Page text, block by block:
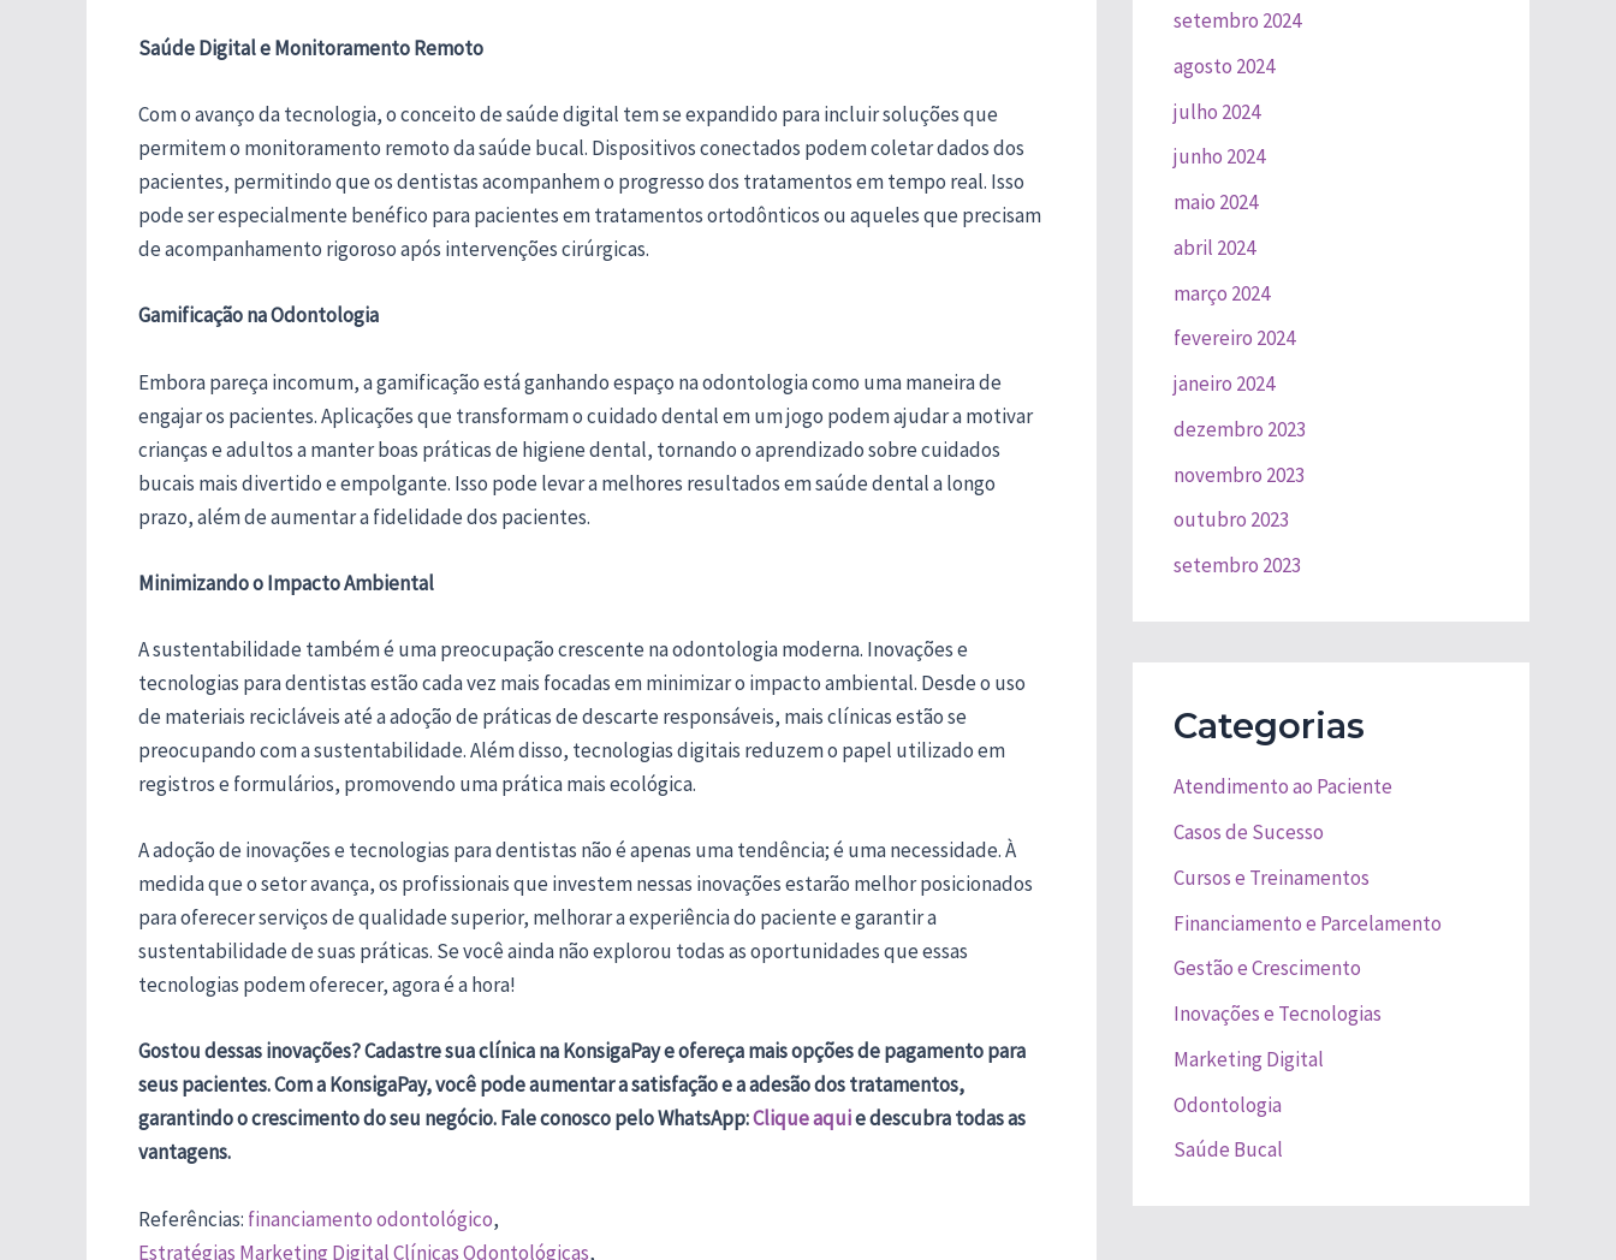
Saúde Digital e Monitoramento Remoto
Com o avanço da tecnologia, o conceito de saúde digital tem se expandido para incluir soluções que
permitem o monitoramento remoto da saúde bucal. Dispositivos conectados podem coletar dados dos
pacientes, permitindo que os dentistas acompanhem o progresso dos tratamentos em tempo real. Isso
pode ser especialmente benéfico para pacientes em tratamentos ortodônticos ou aqueles que precisam
de acompanhamento rigoroso após intervenções cirúrgicas.
Gamificação na Odontologia
Embora pareça incomum, a gamificação está ganhando espaço na odontologia como uma maneira de
engajar os pacientes. Aplicações que transformam o cuidado dental em um jogo podem ajudar a motivar
crianças e adultos a manter boas práticas de higiene dental, tornando o aprendizado sobre cuidados
bucais mais divertido e empolgante. Isso pode levar a melhores resultados em saúde dental a longo
prazo, além de aumentar a fidelidade dos pacientes.
Minimizando o Impacto Ambiental
A sustentabilidade também é uma preocupação crescente na odontologia moderna. Inovações e
tecnologias para dentistas estão cada vez mais focadas em minimizar o impacto ambiental. Desde o uso
de materiais recicláveis até a adoção de práticas de descarte responsáveis, mais clínicas estão se
preocupando com a sustentabilidade. Além disso, tecnologias digitais reduzem o papel utilizado em
registros e formulários, promovendo uma prática mais ecológica.
A adoção de inovações e tecnologias para dentistas não é apenas uma tendência; é uma necessidade. À
medida que o setor avança, os profissionais que investem nessas inovações estarão melhor posicionados
para oferecer serviços de qualidade superior, melhorar a experiência do paciente e garantir a
sustentabilidade de suas práticas. Se você ainda não explorou todas as oportunidades que essas
tecnologias podem oferecer, agora é a hora!
Gostou dessas inovações? Cadastre sua clínica na KonsigaPay e ofereça mais opções de pagamento para
seus pacientes. Com a KonsigaPay, você pode aumentar a satisfação e a adesão dos tratamentos,
garantindo o crescimento do seu negócio. Fale conosco pelo WhatsApp:Clique aquie descubra todas as
vantagens.
Referências: financiamento odontológico,
Estratégias Marketing Digital Clínicas Odontológicas,
setembro 2024
agosto 2024
julho 2024
junho 2024
maio 2024
abril 2024
março 2024
fevereiro 2024
janeiro 2024
dezembro 2023
novembro 2023
outubro 2023
setembro 2023
Categorias
Atendimento ao Paciente
Casos de Sucesso
Cursos e Treinamentos
Financiamento e Parcelamento
Gestão e Crescimento
Inovações e Tecnologias
Marketing Digital
Odontologia
Saúde Bucal